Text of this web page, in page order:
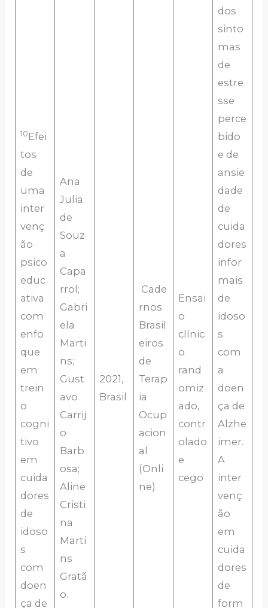
10Efei
tos
de
uma
inter
venç
ão
psico
educ
ativa
com
enfo
que
em
trein
o
cogni
tivo
em
cuida
dores
de
idoso
s
com
doen
ça de
Ana
Julia
de
Souz
a
Capa
rrol;
Gabri
ela
Marti
ns;
Gust
avo
Carrij
o
Barb
osa;
Aline
Cristi
na
Marti
ns
Gratã
o.
2021,
Brasil
Cade
rnos
Brasil
eiros
de
Terap
ia
Ocup
acion
al
(Onli
ne)
Ensai
o
clínic
o
rand
omiz
ado,
contr
olado
e
cego
dos
sinto
mas
de
estre
sse
perce
bido
e de
ansie
dade
de
cuida
dores
infor
mais
de
idoso
s
com
a
doen
ça de
Alzhe
imer.
A
inter
venç
ão
em
cuida
dores
de
form